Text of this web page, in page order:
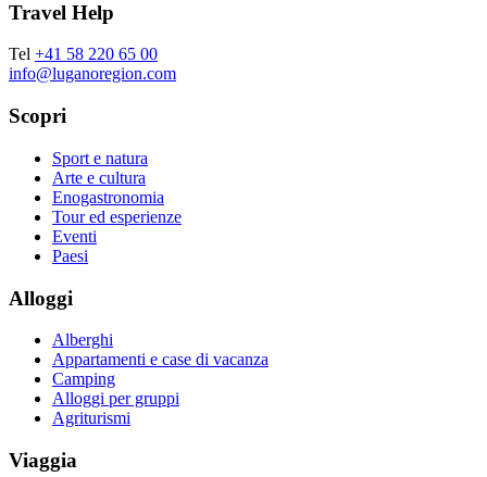
Travel Help
Tel +41 58 220 65 00
info@luganoregion.com
Scopri
Sport e natura
Arte e cultura
Enogastronomia
Tour ed esperienze
Eventi
Paesi
Alloggi
Alberghi
Appartamenti e case di vacanza
Camping
Alloggi per gruppi
Agriturismi
Viaggia